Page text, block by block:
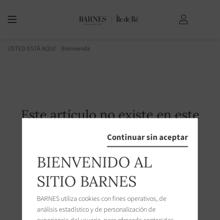
USTED ESTÁ AQUÍ: Bienvenida
Este artículo no existe en este
servidor.
Continuar sin aceptar
BIENVENIDO AL
SITIO BARNES
BARNES utiliza cookies con fines operativos, de
análisis estadístico y de personalización de